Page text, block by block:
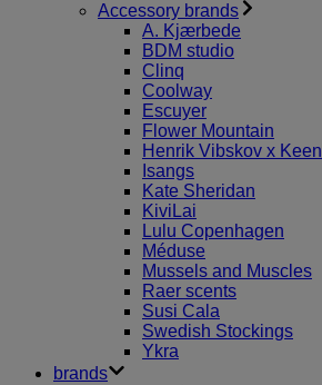
Accessory brands
A. Kjærbede
BDM studio
Clinq
Coolway
Escuyer
Flower Mountain
Henrik Vibskov x Keen
Isangs
Kate Sheridan
KiviLai
Lulu Copenhagen
Méduse
Mussels and Muscles
Raer scents
Susi Cala
Swedish Stockings
Ykra
brands